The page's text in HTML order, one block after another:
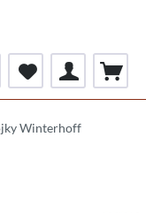
Winterhoff